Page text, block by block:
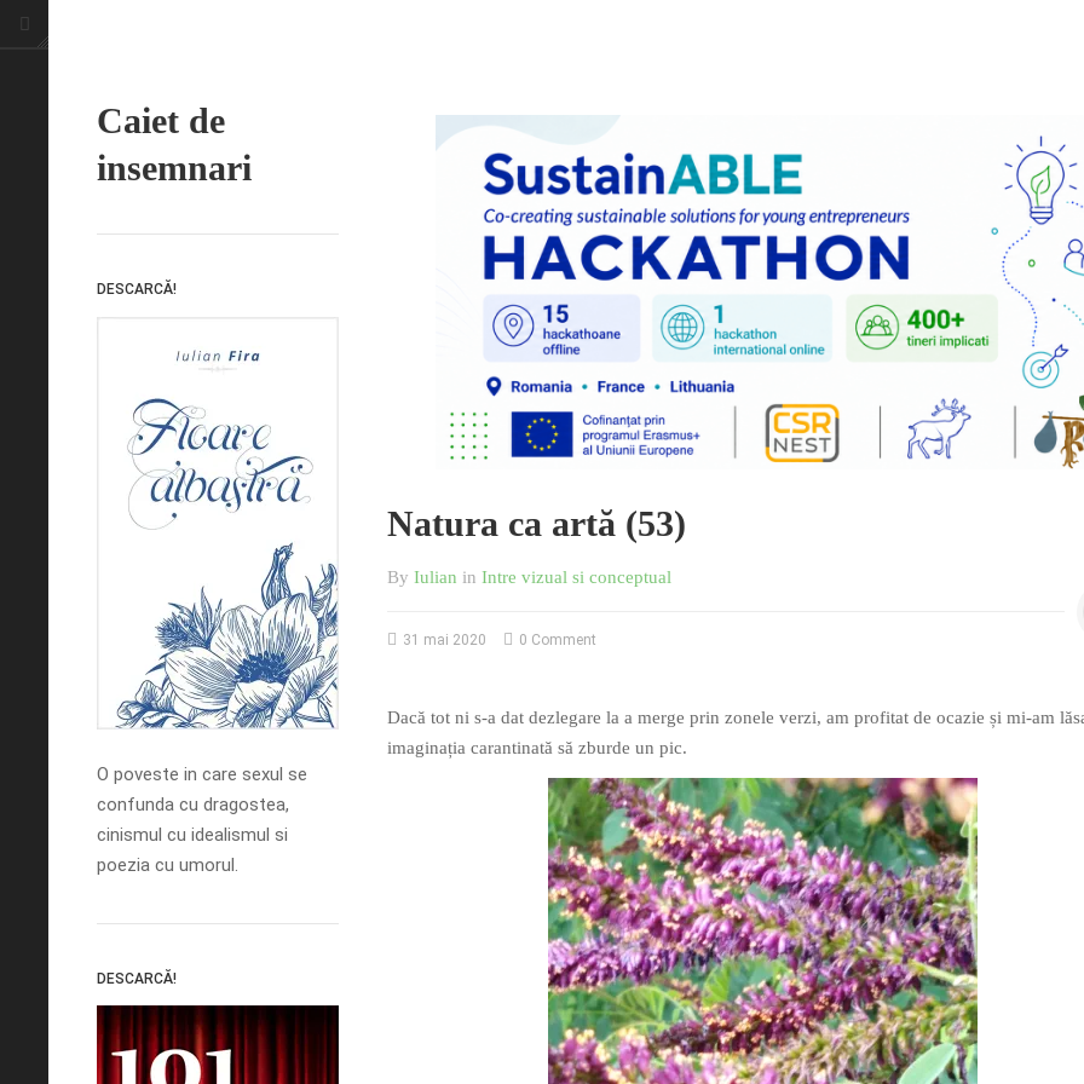
Caiet de
insemnari
DESCARCĂ!
O poveste in care sexul se
confunda cu dragostea,
cinismul cu idealismul si
poezia cu umorul.
DESCARCĂ!
Natura ca artă (53)
By Iulian in Intre vizual si conceptual
31 mai 2020 0 Comment
Dacă tot ni s-a dat dezlegare la a merge prin zonele verzi, am profitat de ocazie și mi-am
imaginația carantinată să zburde un pic.